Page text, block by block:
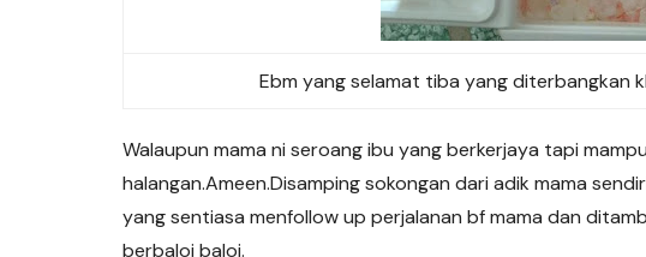
Ebm yang selamat tiba yang diterbangkan
Walaupun mama ni seroang ibu yang berkerjaya tapi
halangan.Ameen.Disamping sokongan dari adik mama
yang sentiasa menfollow up perjalanan bf mama dan
berbaloi baloi.